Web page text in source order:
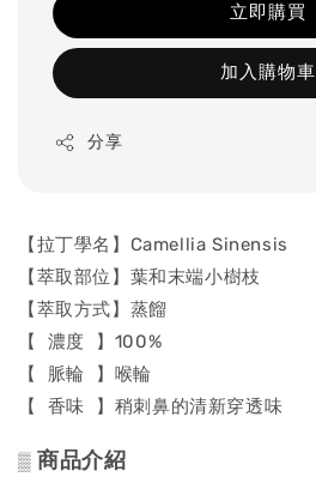
立即購買
加入購物車
分享
【拉丁學名】Camellia Sinensis
【萃取部位】葉和末端小樹枝
【萃取方式】蒸餾
【 濃度 】100%
【 脈輪 】喉輪
【 香味 】稍刺鼻的清新穿透味
▒ 商品介紹